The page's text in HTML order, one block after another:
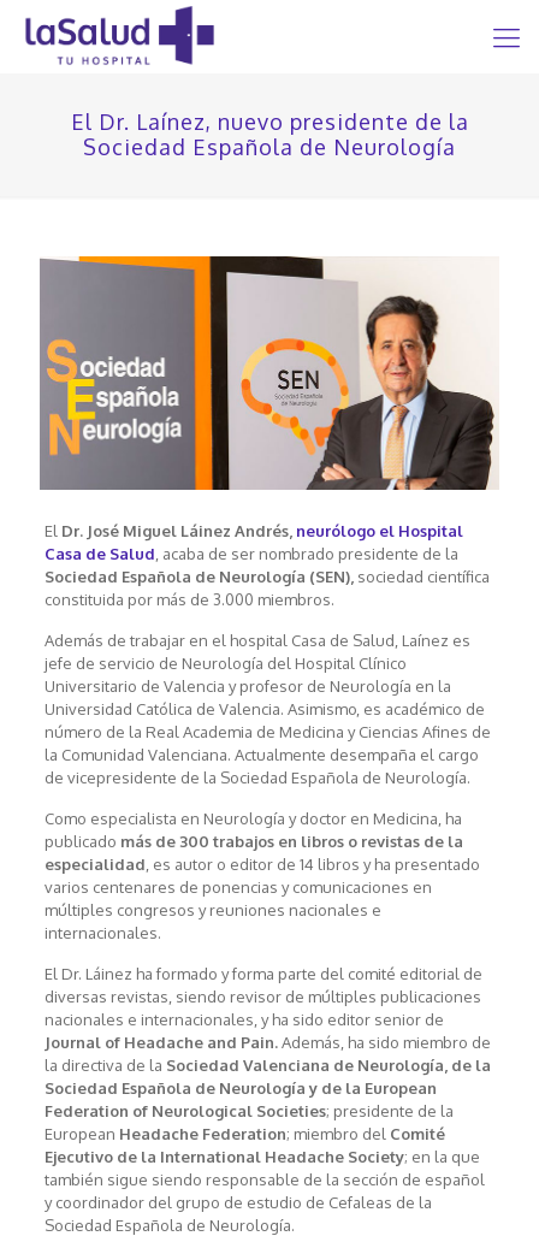
El Dr. Laínez, nuevo presidente de la
Sociedad Española de Neurología
El Dr. José Miguel Láinez Andrés, neurólogo el Hospital
Casa de Salud, acaba de ser nombrado presidente de la
Sociedad Española de Neurología (SEN),sociedad científica
constituida por más de 3.000 miembros.
Además de trabajar en el hospital Casa de Salud, Laínez es
jefe de servicio de Neurología del Hospital Clínico
Universitario de Valencia y profesor de Neurología en la
Universidad Católica de Valencia. Asimismo, es académico de
número de la Real Academia de Medicina y Ciencias Afines de
la Comunidad Valenciana. Actualmente desempaña el cargo
de vicepresidente de la Sociedad Española de Neurología.
Como especialista en Neurología y doctor en Medicina, ha
publicado más de 300 trabajos en libros o revistas de la
especialidad, es autor o editor de 14 libros y ha presentado
varios centenares de ponencias y comunicaciones en
múltiples congresos y reuniones nacionales e
internacionales.
El Dr. Láinez ha formado y forma parte del comité editorial de
diversas revistas, siendo revisor de múltiples publicaciones
nacionales e internacionales, y ha sido editor senior de
Journal of Headache and Pain.Además, ha sido miembro de
la directiva de la Sociedad Valenciana de Neurología, de la
Sociedad Española de Neurología y de la European
Federation of Neurological Societies; presidente de la
European Headache Federation; miembro del Comité
Ejecutivo de la International Headache Society; en la que
también sigue siendo responsable de la sección de español
y coordinador del grupo de estudio de Cefaleas de la
Sociedad Española de Neurología.